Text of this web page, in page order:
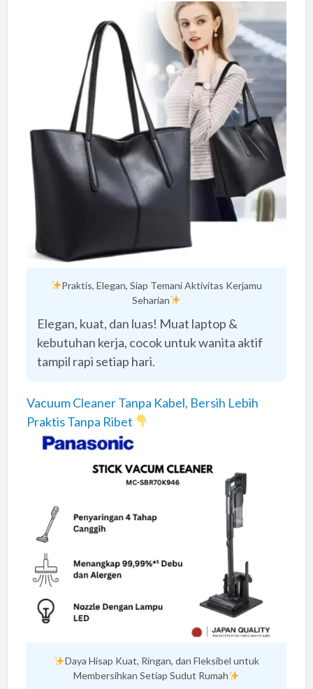
Praktis, Elegan, Siap Temani Aktivitas Kerjamu
Seharian
Elegan, kuat, dan luas! Muat laptop &
kebutuhan kerja, cocok untuk wanita aktif
tampil rapi setiap hari.
Vacuum Cleaner Tanpa Kabel, Bersih Lebih
Praktis Tanpa Ribet
Daya Hisap Kuat, Ringan, dan Fleksibel untuk
Membersihkan Setiap Sudut Rumah